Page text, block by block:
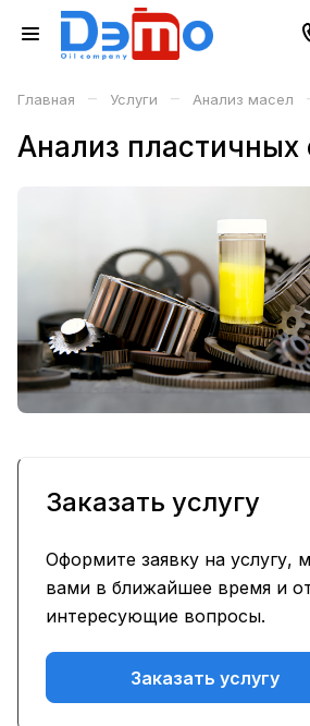
Главная – Услуги – Анализ масел
Анализ пластичных
Заказать услугу
Оформите заявку на услугу,
вами в ближайшее время и
интересующие вопросы.
Заказать услугу